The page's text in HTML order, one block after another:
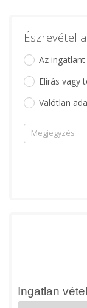
Észrevétel
Az
Elírás vagy
Valótlan